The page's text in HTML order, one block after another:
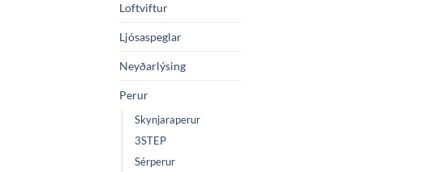
Loftviftur
Ljósaspeglar
Neyðarlýsing
Perur
Skynjaraperur
3STEP
Sérperur